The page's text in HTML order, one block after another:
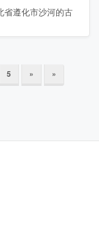
遵化市沙河的古
5 » »